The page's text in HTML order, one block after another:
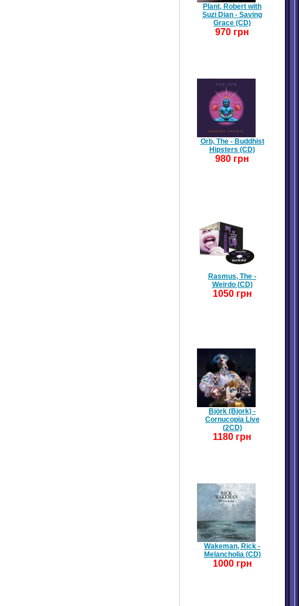
Plant, Robert with
Suzi Dian - Saving
Grace (CD)
970 грн
Orb, The - Buddhist
Hipsters (CD)
980 грн
Rasmus, The -
Weirdo (CD)
1050 грн
Björk (Bjork) -
Cornucopia Live
(2CD)
1180 грн
Wakeman, Rick -
Melancholia (CD)
1000 грн